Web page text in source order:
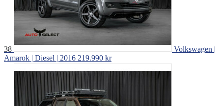
38
Volkswagen |
Amarok | Diesel | 2016 219.990 kr